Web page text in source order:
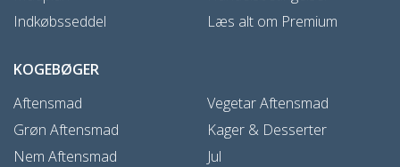
Indkøbsseddel
Læs alt om Premium
KOGEBØGER
Aftensmad
Grøn Aftensmad
Nem Aftensmad
Vegetar Aftensmad
Kager & Desserter
Jul